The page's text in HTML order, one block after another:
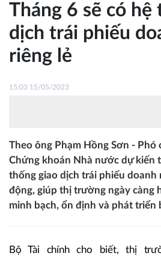
Tháng 6 sẽ có hệ
dịch trái phiếu
riêng lẻ
15:03 15/05/2023
Theo ông Phạm Hồng Sơn - Phó
Chứng khoán Nhà nước dự kiến
thống giao dịch trái phiếu doanh
động, giúp thị trường ngày càng
minh bạch, ổn định và phát triển
Bộ Tài chính cho biết, thị